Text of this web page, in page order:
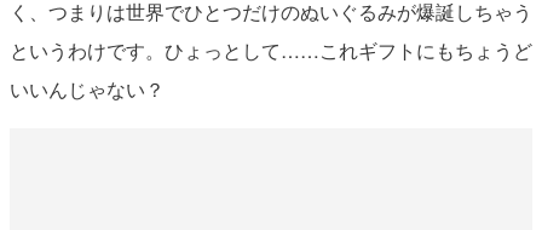
く、つまりは世界でひとつだけのぬいぐるみが爆誕しちゃう
というわけです。ひょっとして……これギフトにもちょうど
いいんじゃない？